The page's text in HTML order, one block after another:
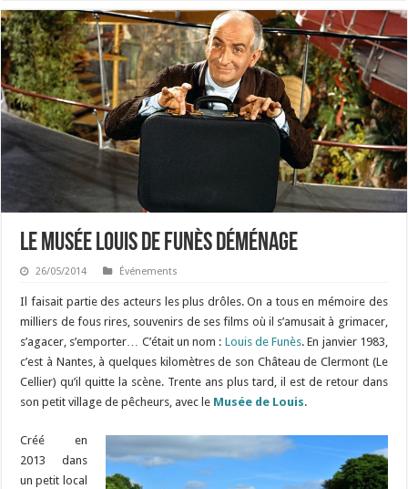
Le Musée Louis de Funès déménage
26/05/2014 Événements
Il faisait partie des acteurs les plus drôles. On a tous en mémoire des
milliers de fous rires, souvenirs de ses films où il s’amusait à grimacer,
s’agacer, s’emporter… C’était un nom : Louis de Funès. En janvier 1983,
c’est à Nantes, à quelques kilomètres de son Château de Clermont (Le
Cellier) qu’il quitte la scène. Trente ans plus tard, il est de retour dans
son petit village de pêcheurs, avec le Musée de Louis.
Créé en
2013 dans
un petit local